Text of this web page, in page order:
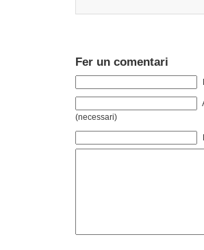
Fer un comentari
(necessari)